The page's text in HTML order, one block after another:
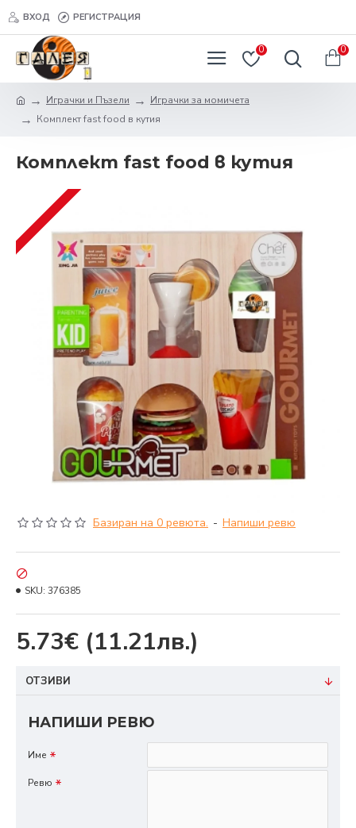
ВХОД РЕГИСТРАЦИЯ
0 0
Играчки и Пъзели
Играчки за момичета
Комплект fast food в кутия
Комплект fast food в кутия
Базиран на 0 ревюта. - Напиши ревю
5.73€ (11.21лв.)
SKU: 376385
ОТЗИВИ
НАПИШИ РЕВЮ
Име
Ревю